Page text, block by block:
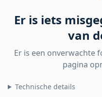
Er is iets
van
Er is een onverwachte
pagina
Technische details